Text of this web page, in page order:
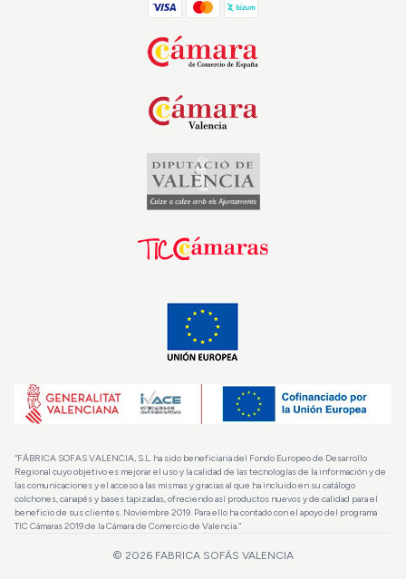
“FÁBRICA SOFAS VALENCIA, S.L. ha sido beneficiaria del Fondo Europeo de Desarrollo
Regional cuyo objetivo es mejorar el uso y la calidad de las tecnologías de la información y de
las comunicaciones y el acceso a las mismas y gracias al que ha incluido en su catálogo
colchones, canapés y bases tapizadas, ofreciendo así productos nuevos y de calidad para el
beneficio de sus clientes. Noviembre 2019. Para ello ha contado con el apoyo del programa
TIC Cámaras 2019 de la Cámara de Comercio de Valencia.”
© 2026 FABRICA SOFÁS VALENCIA